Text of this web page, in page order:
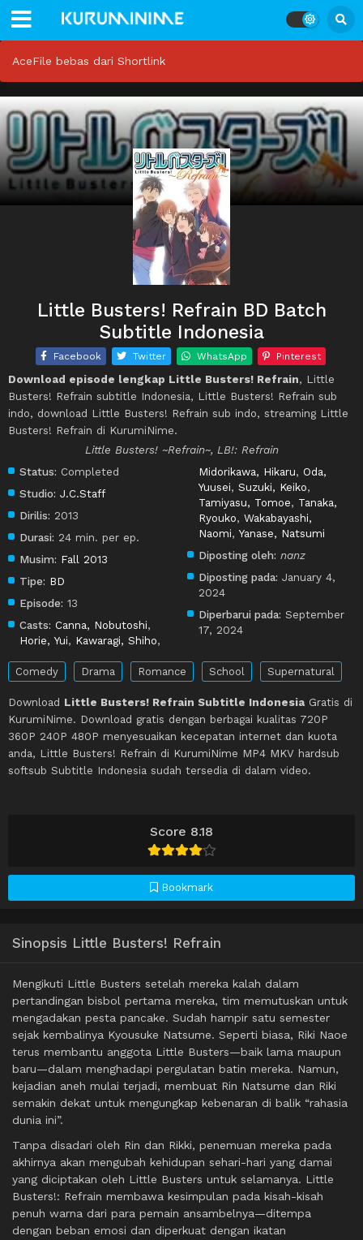
AceFile bebas dari Shortlink
Score 8.18
Bookmark
Little Busters! Refrain BD Batch
Subtitle Indonesia
Facebook Twitter WhatsApp Pinterest
Download episode lengkap Little Busters! Refrain, Little
Busters! Refrain subtitle Indonesia, Little Busters! Refrain sub
indo, download Little Busters! Refrain sub indo, streaming Little
Busters! Refrain di KurumiNime.
Little Busters! ~Refrain~, LB!: Refrain
Status: Completed
Studio: J.C.Staff
Dirilis: 2013
Durasi: 24 min. per ep.
Musim: Fall 2013
Tipe: BD
Episode: 13
Casts: Canna, Nobutoshi,
Horie, Yui, Kawaragi, Shiho,
Midorikawa, Hikaru, Oda,
Yuusei,Suzuki, Keiko,
Tamiyasu, Tomoe, Tanaka,
Ryouko,Wakabayashi,
Naomi,Yanase, Natsumi
Diposting oleh: nanz
Diposting pada: January 4,
2024
Diperbarui pada: September
17, 2024
Comedy Drama Romance School Supernatural
Download Little Busters! Refrain Subtitle Indonesia Gratis di
KurumiNime. Download gratis dengan berbagai kualitas 720P
360P 240P 480P menyesuaikan kecepatan internet dan kuota
anda, Little Busters! Refrain di KurumiNime MP4 MKV hardsub
softsub Subtitle Indonesia sudah tersedia di dalam video.
Sinopsis Little Busters! Refrain
Mengikuti Little Busters setelah mereka kalah dalam
pertandingan bisbol pertama mereka, tim memutuskan untuk
mengadakan pesta pancake. Sudah hampir satu semester
sejak kembalinya Kyousuke Natsume. Seperti biasa, Riki Naoe
terus membantu anggota Little Busters—baik lama maupun
baru—dalam menghadapi pergulatan batin mereka. Namun,
kejadian aneh mulai terjadi, membuat Rin Natsume dan Riki
semakin dekat untuk mengungkap kebenaran di balik “rahasia
dunia ini”.
Tanpa disadari oleh Rin dan Rikki, penemuan mereka pada
akhirnya akan mengubah kehidupan sehari-hari yang damai
yang diciptakan oleh Little Busters untuk selamanya. Little
Busters!: Refrain membawa kesimpulan pada kisah-kisah
penuh warna dari para pemain ansambelnya—ditempa
dengan beban emosi dan diperkuat dengan ikatan